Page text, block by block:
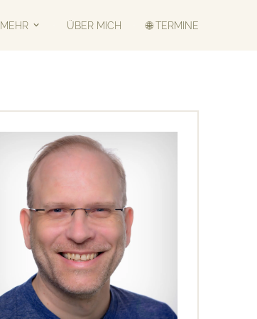
MEHR ÜBER MICH 🌐 TERMINE